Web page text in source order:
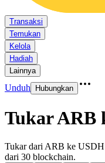
Transaksi
Temukan
Kelola
Hadiah
Lainnya
Unduh Hubungkan
Tukar ARB
Tukar dari ARB ke USDH
dari 30 blockchain.